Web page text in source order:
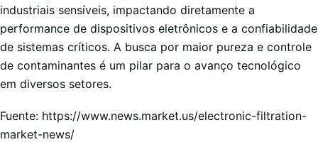
industriais sensíveis, impactando diretamente a
performance de dispositivos eletrônicos e a confiabilidade
de sistemas críticos. A busca por maior pureza e controle
de contaminantes é um pilar para o avanço tecnológico
em diversos setores.
Fuente: https://www.news.market.us/electronic-filtration-
market-news/